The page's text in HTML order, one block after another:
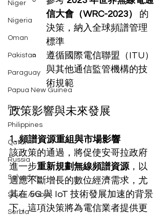
Niger
Nigeria
Oman
Pakistan
Paraguay
Papua New Guinea
Peru
Philippines
Qatar
Russia
Salvador
Saudi Arabia
Serbia
信大會（WRC-2023）
的
決策，納入全球頻譜管理
標準
遵循國際電信聯盟（ITU）
與其他通信監管機構的技
術規範
政策影響與未來發展
1. 頻譜資源重組與市場影響
該政策的通過，將促使安哥拉政府
進一步重新規劃無線頻譜資源，以
適應不斷增長的數位經濟需求，尤
其在 5G 與 IoT 技術發展加速的背景
下，這項決策將為電信業者提供更